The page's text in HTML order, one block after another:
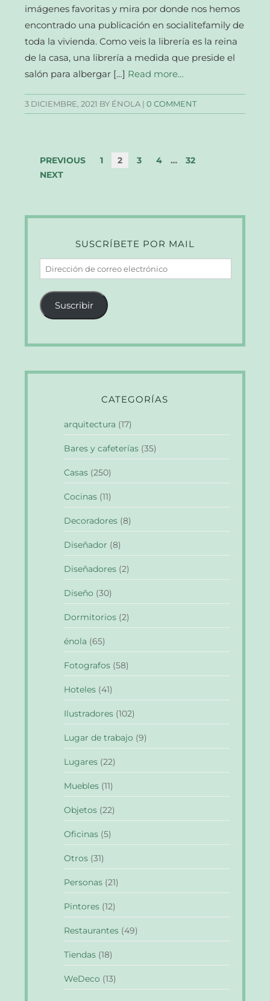
imágenes favoritas y mira por donde nos hemos
encontrado una publicación en socialitefamily de
toda la vivienda. Como veis la librería es la reina
de la casa, una librería a medida que preside el
salón para albergar […] Read more…
3 DICIEMBRE, 2021 BY ÉNOLA |0 COMMENT
PREVIOUS 1 2 3 4 …
32
NEXT
SUSCRÍBETE POR MAIL
Dirección
de
correo
electrónico
Suscribir
CATEGORÍAS
arquitectura (17)
Bares y cafeterías (35)
Casas (250)
Cocinas (11)
Decoradores (8)
Diseñador (8)
Diseñadores (2)
Diseño (30)
Dormitorios (2)
énola (65)
Fotografos (58)
Hoteles (41)
Ilustradores (102)
Lugar de trabajo (9)
Lugares (22)
Muebles (11)
Objetos (22)
Oficinas (5)
Otros (31)
Personas (21)
Pintores (12)
Restaurantes (49)
Tiendas (18)
WeDeco (13)